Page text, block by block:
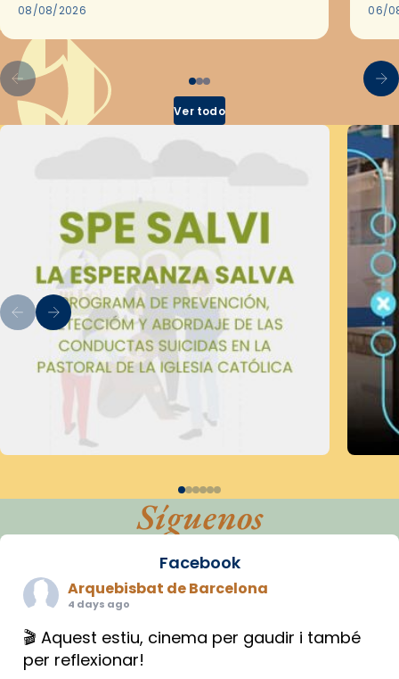
08/08/2026
en
06/
Ver todo
Síguenos
Facebook
Arquebisbat de Barcelona
4 days ago
🎬 Aquest estiu, cinema per gaudir i també
per reflexionar!